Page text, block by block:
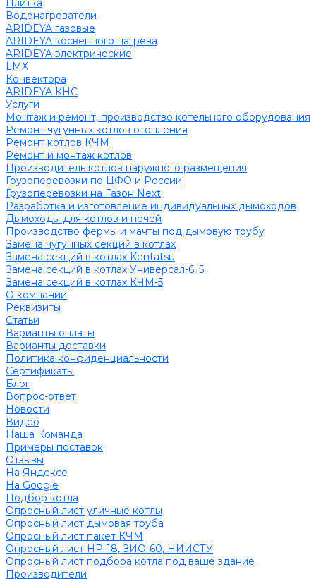
Плитка
Водонагреватели
ARIDEYA газовые
ARIDEYA косвенного нагрева
ARIDEYA электрические
LMX
Конвектора
ARIDEYA КНС
Услуги
Монтаж и ремонт, производство котельного оборудования
Ремонт чугунных котлов отопления
Ремонт котлов КЧМ
Ремонт и монтаж котлов
Производитель котлов наружного размещения
Грузоперевозки по ЦФО и России
Грузоперевозки на Газон Next
Разработка и изготовление индивидуальных дымоходов
Дымоходы для котлов и печей
Производство фермы и мачты под дымовую трубу
Замена чугунных секций в котлах
Замена секций в котлах Kentatsu
Замена секций в котлах Универсал-6, 5
Замена секций в котлах КЧМ-5
О компании
Реквизиты
Статьи
Варианты оплаты
Варианты доставки
Политика конфиденциальности
Сертификаты
Блог
Вопрос-ответ
Новости
Видео
Наша Команда
Примеры поставок
Отзывы
На Яндексе
На Google
Подбор котла
Опросный лист уличные котлы
Опросный лист дымовая труба
Опросный лист пакет КЧМ
Опросный лист НР-18, ЗИО-60, НИИСТУ
Опросный лист подбора котла под ваше здание
Производители